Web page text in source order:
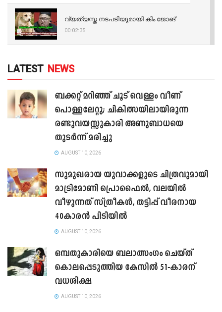
വ്യത്യസ്ത നടപടിയുമായി കിം ജോങ്
00:02:35
LATEST NEWS
ബക്കറ്റ് മറിഞ്ഞ് ചൂട് വെള്ളം വീണ്
പൊള്ളലേറ്റു; ചികിത്സയിലായിരുന്ന
രണ്ടുവയസ്സുകാരി അണുബാധയെ
തുടർന്ന് മരിച്ചു
AUGUST 10, 2026
സുമുഖരായ യുവാക്കളുടെ ചിത്രവുമായി
മാട്രിമോണി പ്രൊഫൈൽ, വലയിൽ
വീഴുന്നത് സ്ത്രീകൾ, തട്ടിപ്പ് വീരനായ
40കാരൻ പിടിയിൽ
AUGUST 10, 2026
ഒമ്പതുകാരിയെ ബലാത്സംഗം ചെയ്ത്
കൊലപ്പെടുത്തിയ കേസിൽ 51-കാരന്
വധശിക്ഷ
AUGUST 10, 2026